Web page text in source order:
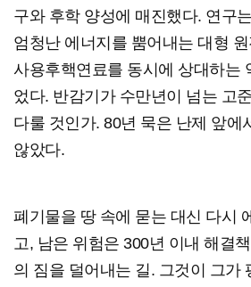
구와 후학 양성에 매진했다. 연구
엄청난 에너지를 뿜어내는 대형
사용후핵연료를 동시에 상대하는
었다. 반감기가 수만년이 넘는 고
다룰 것인가. 80년 묵은 난제 앞에
않았다.
폐기물을 땅 속에 묻는 대신 다시
고, 남은 위험은 300년 이내 해결
의 짐을 덜어내는 길. 그것이 그가